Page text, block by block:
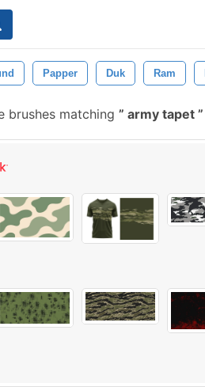
Papper Duk Ram
brushes matching army tapet